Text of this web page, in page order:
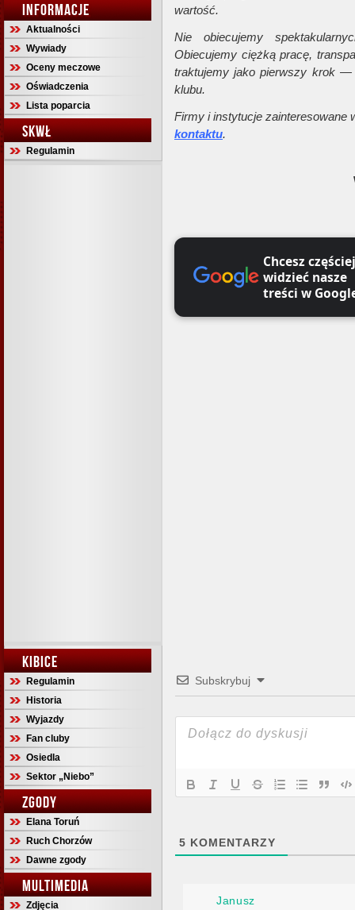
INFORMACJE
Aktualności
Wywiady
Oceny meczowe
Oświadczenia
Lista poparcia
SKWŁ
Regulamin
KIBICE
Regulamin
Historia
Wyjazdy
Fan cluby
Osiedla
Sektor „Niebo”
ZGODY
Elana Toruń
Ruch Chorzów
Dawne zgody
MULTIMEDIA
Zdjęcia
wartość.
Nie obiecujemy
Obiecujemy ciężką pracę,
traktujemy jako pierwszy krok —
klubu.
Firmy i instytucje zainteresowane
kontaktu.
Chcesz częściej
widzieć nasze
treści w
Subskrybuj
5 KOMENTARZY
Janusz